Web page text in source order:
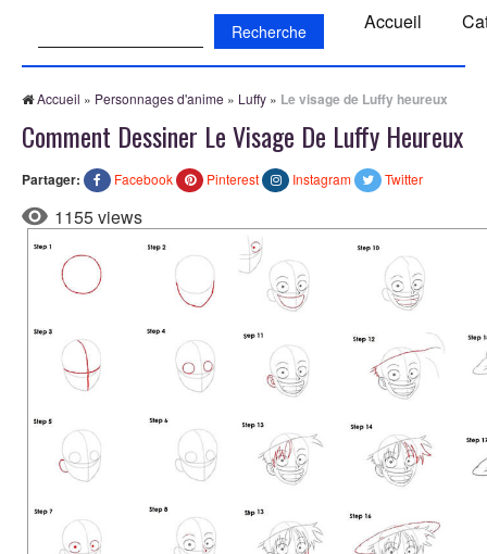
Accueil
Accueil » Personnages d'anime » Luffy » Le visage de Luffy heureux
Comment Dessiner Le Visage De Luffy Heureux
Partager: Facebook Pinterest Instagram Twitter
1155 views